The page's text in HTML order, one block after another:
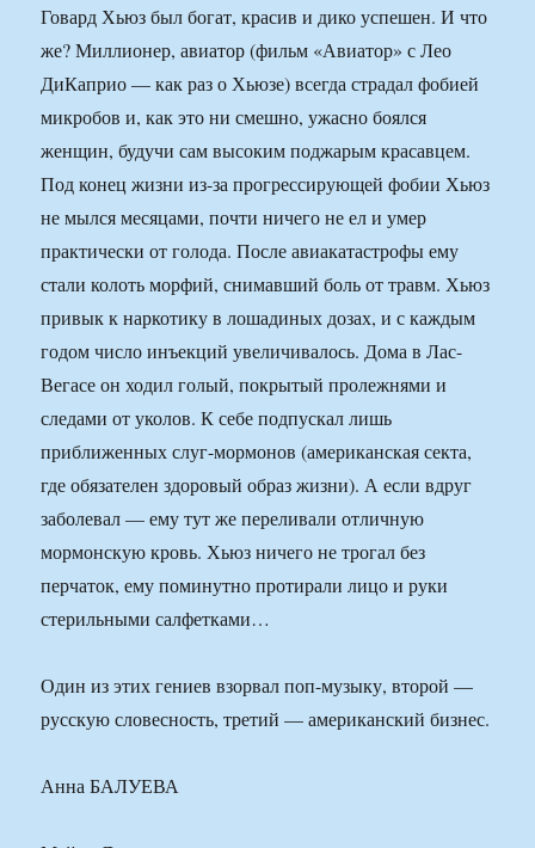
Говард Хьюз был богат, красив и дико успешен. И что
же? Миллионер, авиатор (фильм «Авиатор» с Лео
ДиКаприо — как раз о Хьюзе) всегда страдал фобией
микробов и, как это ни смешно, ужасно боялся
женщин, будучи сам высоким поджарым красавцем.
Под конец жизни из-за прогрессирующей фобии Хьюз
не мылся месяцами, почти ничего не ел и умер
практически от голода. После авиакатастрофы ему
стали колоть морфий, снимавший боль от травм. Хьюз
привык к наркотику в лошадиных дозах, и с каждым
годом число инъекций увеличивалось. Дома в Лас-
Вегасе он ходил голый, покрытый пролежнями и
следами от уколов. К себе подпускал лишь
приближенных слуг-мормонов (американская секта,
где обязателен здоровый образ жизни). А если вдруг
заболевал — ему тут же переливали отличную
мормонскую кровь. Хьюз ничего не трогал без
перчаток, ему поминутно протирали лицо и руки
стерильными салфетками…
Один из этих гениев взорвал поп-музыку, второй —
русскую словесность, третий — американский бизнес.
Анна БАЛУЕВА